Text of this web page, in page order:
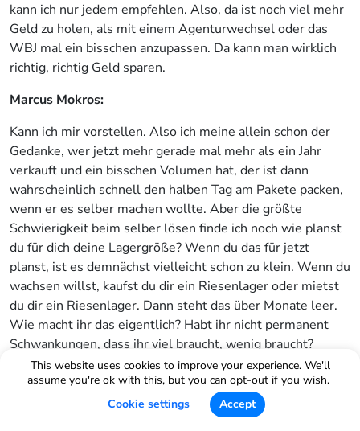
This website uses cookies to improve your experience. We'll
assume you're ok with this, but you can opt-out if you wish.
Cookie settings
Accept
kann ich nur jedem empfehlen. Also, da ist noch viel mehr
Geld zu holen, als mit einem Agenturwechsel oder das
WBJ mal ein bisschen anzupassen. Da kann man wirklich
richtig, richtig Geld sparen.
Marcus Mokros:
Kann ich mir vorstellen. Also ich meine allein schon der
Gedanke, wer jetzt mehr gerade mal mehr als ein Jahr
verkauft und ein bisschen Volumen hat, der ist dann
wahrscheinlich schnell den halben Tag am Pakete packen,
wenn er es selber machen wollte. Aber die größte
Schwierigkeit beim selber lösen finde ich noch wie planst
du für dich deine Lagergröße? Wenn du das für jetzt
planst, ist es demnächst vielleicht schon zu klein. Wenn du
wachsen willst, kaufst du dir ein Riesenlager oder mietst
du dir ein Riesenlager. Dann steht das über Monate leer.
Wie macht ihr das eigentlich? Habt ihr nicht permanent
Schwankungen, dass ihr viel braucht, wenig braucht?
Timo:
Ja, natürlich. Also, zum einen haben wir, wie schon gesagt,